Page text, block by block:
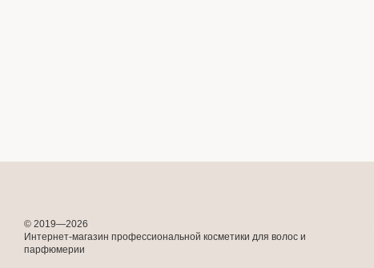
© 2019—2026
Интернет-магазин профессиональной косметики для волос и
парфюмерии